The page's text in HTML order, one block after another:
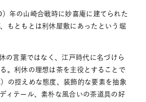
）年の山崎合戦時に妙喜庵に建てられた
もともとは利休屋敷にあったという堀
の言葉ではなく、江戸時代に名づけら
。利休の理想は茶を主役とすることで
の控えめな態度、装飾的な要素を抽象
ィテール、素朴な風合いの茶道具の好